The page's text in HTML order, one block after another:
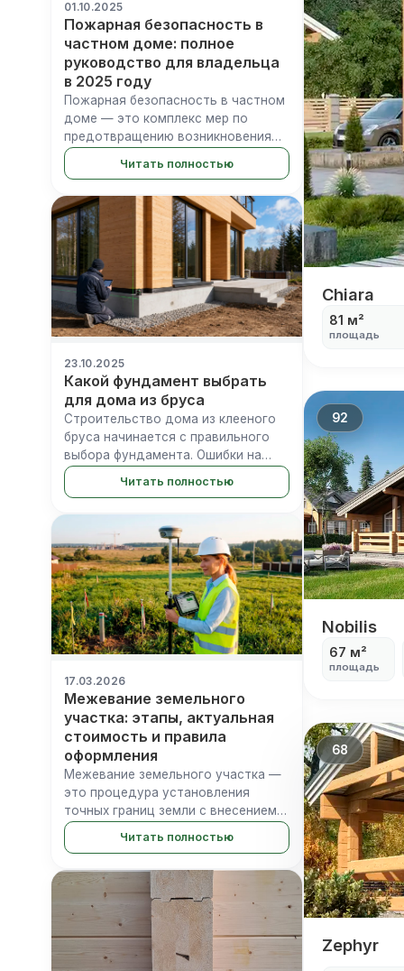
01.10.2025
Пожарная безопасность в
частном доме: полное
руководство для владельца
в 2025 году
Пожарная безопасность в частном
доме — это комплекс мер по
предотвращению возникновения
пожара и защите жизни людей в
случае его возникновения.
включают установку систем
обнаружения, правильное...
Читать полностью
23.10.2025
Какой фундамент выбрать
для дома из бруса
Строительство дома из клееного
бруса начинается с правильного
выбора фундамента. Ошибки на
этом этапе приводят к трещинам в
стенах, неравномерной усадке и
данным строительной статистики
Моск...
Читать полностью
17.03.2026
Межевание земельного
участка: этапы, актуальная
стоимость и правила
оформления
Межевание земельного участка —
это процедура установления
точных границ земли с внесением
координат в ЕГРН. При отсутствии
этих данных Росреестр в
приостанавливает регистрацию
сделок купли-продажи...
Читать полностью
Chiara
Chiara
81 м²
площадь
92
Nobilis
Nobilis
67 м²
площадь
68
Zephyr
Zephyr